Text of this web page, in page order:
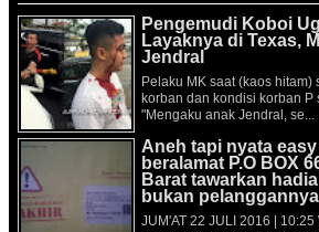
Pengemudi Koboi
Layaknya di Texas,
Jendral
Pelaku MK saat (kaos hitam)
korban dan kondisi korban
"Mengaku anak Jendral, se...
Aneh tapi nyata
beralamat P.O BOX
Barat tawarkan
bukan pelanggannya
JUM'AT 22 JULI 2016 |